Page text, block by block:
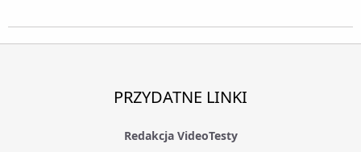
PRZYDATNE LINKI
Redakcja VideoTesty